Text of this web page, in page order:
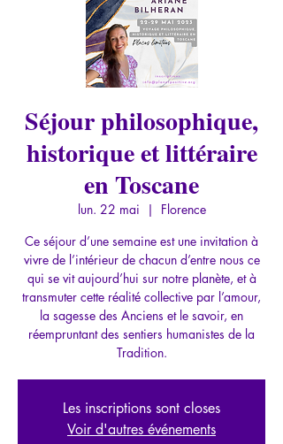
Séjour philosophique,
historique et littéraire
en Toscane
lun. 22 mai
  |
Florence
Ce séjour d’une semaine est une invitation à
vivre de l’intérieur de chacun d’entre nous ce
qui se vit aujourd’hui sur notre planète, et à
transmuter cette réalité collective par l’amour,
la sagesse des Anciens et le savoir, en
réempruntant des sentiers humanistes de la
Tradition.
Les inscriptions sont closes
Voir d'autres événements